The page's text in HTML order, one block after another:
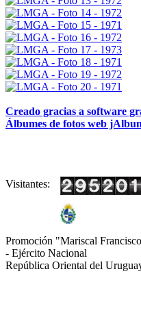
Creado gracias a software
Álbumes de fotos web
Visitantes:
Promoción "Mariscal
- Ejército Nacional
República Oriental del